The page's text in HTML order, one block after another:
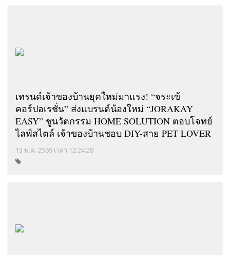
เทรนด์เจ้าของบ้านยุคใหม่มาแรง! “จระเข้
คอร์ปอเรชั่น” ส่งแบรนด์น้องใหม่ “JORAKAY
EASY” ชูนวัตกรรม HOME SOLUTION ตอบโจทย์
ไลฟ์สไตล์ เจ้าของบ้านชอบ DIY-สาย PET LOVER
13 พ.ค. 2569 เวลา 12:24:28